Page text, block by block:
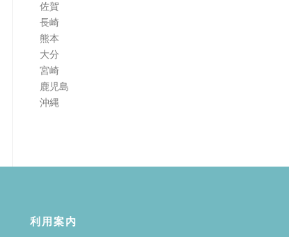
佐賀
長崎
熊本
大分
宮崎
鹿児島
沖縄
利用案内